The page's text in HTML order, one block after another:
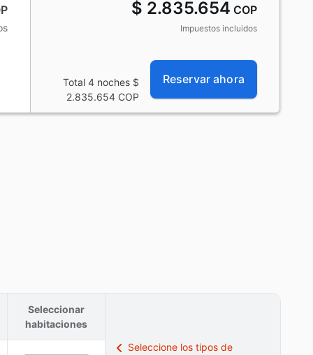
$ 2.835.654 COP
Impuestos incluidos
Total 4 noches $
2.835.654COP
Reservar ahora
Seleccionar
habitaciones
Seleccione los tipos de